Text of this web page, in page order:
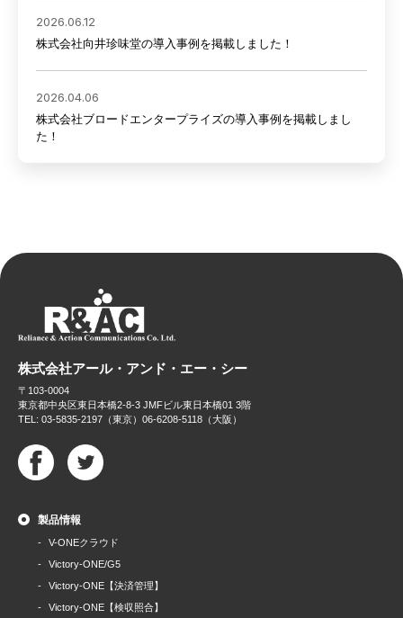
2026.06.12
株式会社向井珍味堂の導入事例を掲載しました！
2026.04.06
株式会社ブロードエンタープライズの導入事例を掲載しまし
た！
株式会社アール・アンド・エー・シー
〒103-0004
東京都中央区東日本橋2-8-3 JMFビル東日本橋01 3階
TEL: 03-5835-2197（東京）06-6208-5118（大阪）
製品情報
V-ONEクラウド
Victory-ONE/G5
Victory-ONE【決済管理】
Victory-ONE【検収照合】